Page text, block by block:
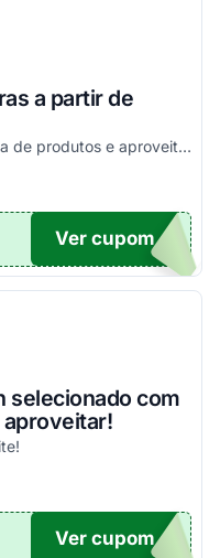
a partir de
Garanta seus descontos nessa lista de produtos e aproveite para economizar agora mesmo! Válido para todo o site exceto em produtos com o selo "Estou Zerado"
ONTO
Ver cupom
selecionado com
O100
Ver cupom